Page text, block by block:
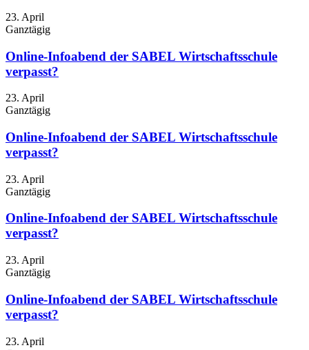
23. April
Ganztägig
Online-Infoabend der SABEL Wirtschaftsschule
verpasst?
23. April
Ganztägig
Online-Infoabend der SABEL Wirtschaftsschule
verpasst?
23. April
Ganztägig
Online-Infoabend der SABEL Wirtschaftsschule
verpasst?
23. April
Ganztägig
Online-Infoabend der SABEL Wirtschaftsschule
verpasst?
23. April